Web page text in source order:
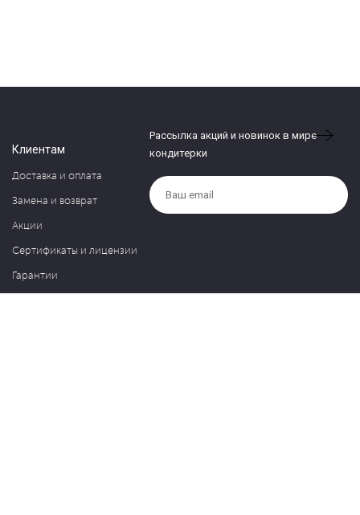
Клиентам
Доставка и оплата
Замена и возврат
Акции
Сертификаты и лицензии
Гарантии
Рассылка акций и новинок в мире
кондитерки